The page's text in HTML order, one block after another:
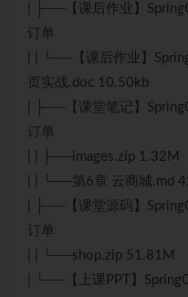
| ├──【课后作业】
订单
| | └──【课后作业】
页实战.doc 10.50kb
| ├──【课堂笔记】
订单
| | ├──images.zip 1.32M
| | └──第6章 云商城.md
| ├──【课堂源码】
订单
| | └──shop.zip 51.81M
| └──【上课PPT】